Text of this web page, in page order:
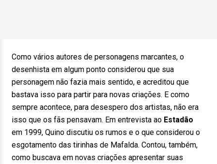
Como vários autores de personagens marcantes, o
desenhista em algum ponto considerou que sua
personagem não fazia mais sentido, e acreditou que
bastava isso para partir para novas criações. E como
sempre acontece, para desespero dos artistas, não era
isso que os fãs pensavam. Em entrevista ao Estadão
em 1999, Quino discutiu os rumos e o que considerou o
esgotamento das tirinhas de Mafalda. Contou, também,
como buscava em novas criações apresentar suas